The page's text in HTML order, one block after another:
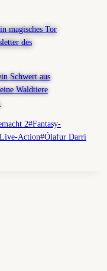
2#Fantasy-
Live-Action#Ólafur Darri